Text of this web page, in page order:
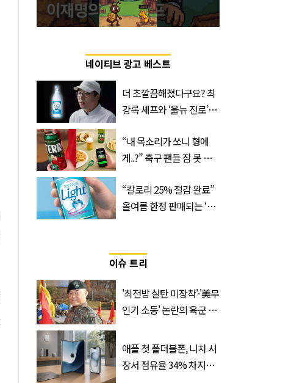
네이티브 광고 베스트
더 초깔끔해졌다구요? 최
강록 셰프와 ‘올뉴 진로’의
“내 목소리가 쏘니 형에
게..?” 축구 팬들 잠 못 들
트
“칼로리 25% 절감 완료”
올여름 한정 판매되는 ‘최
이슈 트리
'최전방 실탄 미장착'·'美무
인기 소동' 논란의 육군 1
애플 첫 폴더블폰, 니치 시
장서 점유율 34% 차지할